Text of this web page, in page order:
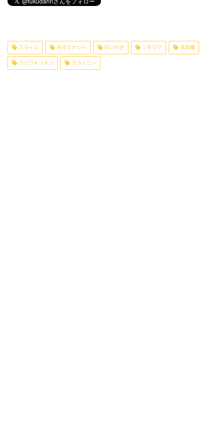
スライム 手作りキット 匂い付き シモジマ 浅草橋
クツワキッチン スライミー